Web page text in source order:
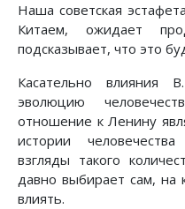
Наша советская
Китаем, ожидает
подсказывает, что это
Касательно
эволюцию
отношение к Ленину
истории
взгляды такого
давно выбирает сам, на
влиять.